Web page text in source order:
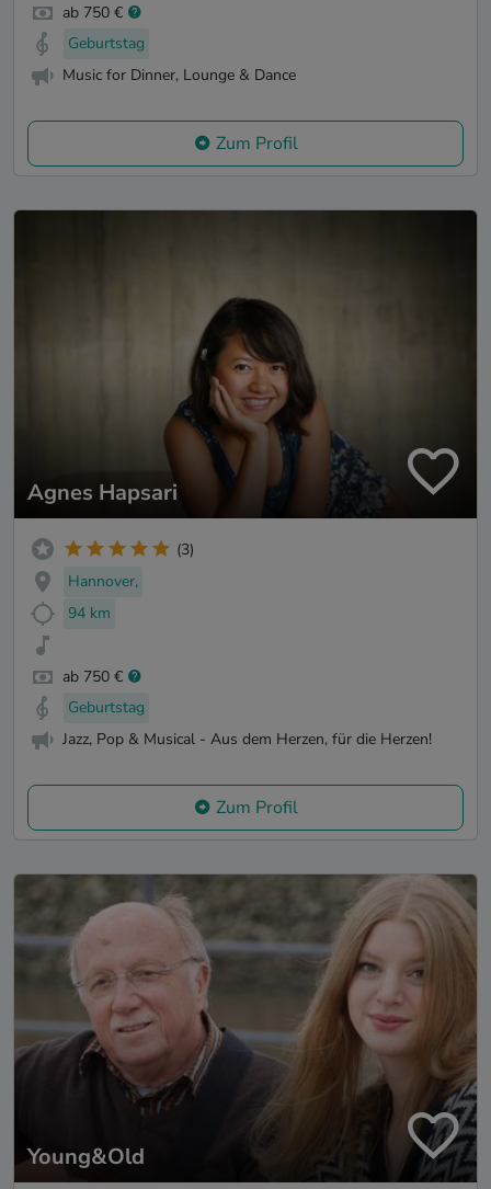
ab 750 €
Geburtstag
Music for Dinner, Lounge & Dance
Zum Profil
Agnes Hapsari
(3)
Hannover,
94 km
ab 750 €
Geburtstag
Jazz, Pop & Musical - Aus dem Herzen, für die Herzen!
Zum Profil
Young&Old